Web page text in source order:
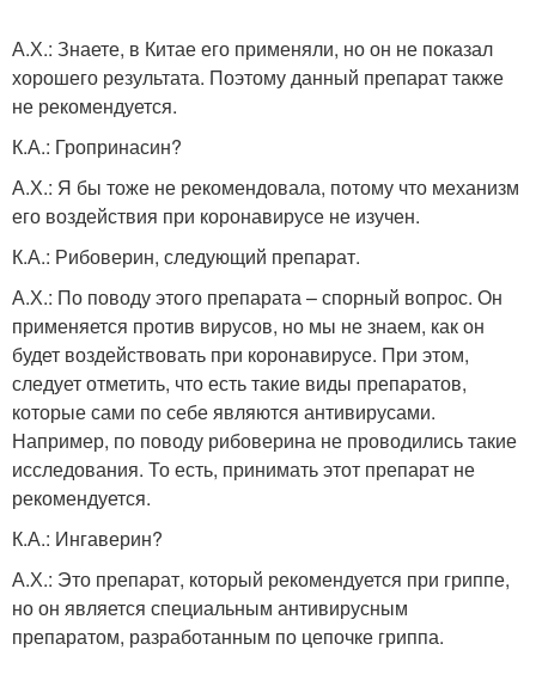
А.Х.: Знаете, в Китае его применяли, но он не показал
хорошего результата. Поэтому данный препарат также
не рекомендуется.
К.А.: Гропринасин?
А.Х.: Я бы тоже не рекомендовала, потому что механизм
его воздействия при коронавирусе не изучен.
К.А.: Рибоверин, следующий препарат.
А.Х.: По поводу этого препарата – спорный вопрос. Он
применяется против вирусов, но мы не знаем, как он
будет воздействовать при коронавирусе. При этом,
следует отметить, что есть такие виды препаратов,
которые сами по себе являются антивирусами.
Например, по поводу рибоверина не проводились такие
исследования. То есть, принимать этот препарат не
рекомендуется.
К.А.: Ингаверин?
А.Х.: Это препарат, который рекомендуется при гриппе,
но он является специальным антивирусным
препаратом, разработанным по цепочке гриппа.